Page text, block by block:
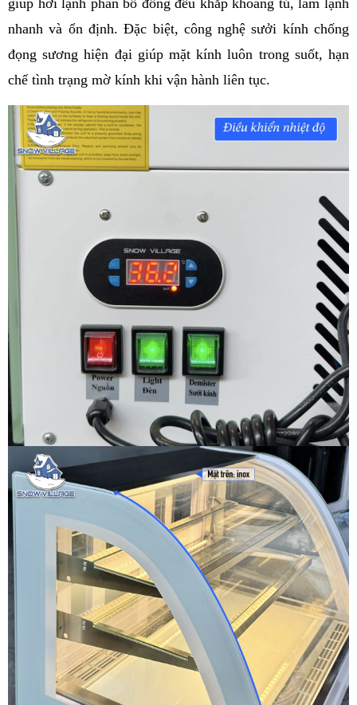
giúp hơi lạnh phân bổ đồng đều khắp khoang tủ, làm lạnh
nhanh và ổn định. Đặc biệt, công nghệ sưởi kính chống
đọng sương hiện đại giúp mặt kính luôn trong suốt, hạn
chế tình trạng mờ kính khi vận hành liên tục.